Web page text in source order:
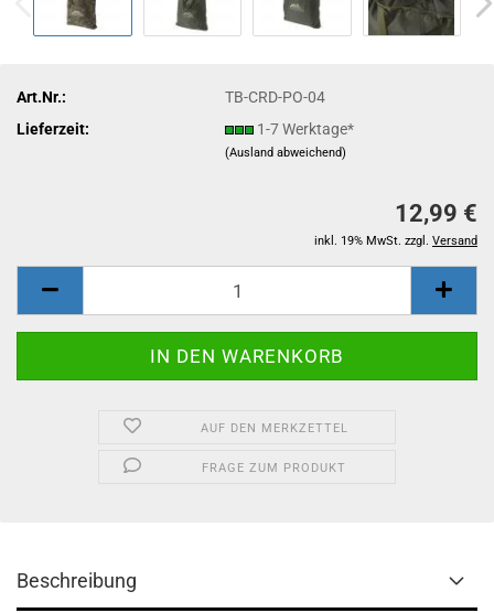
Art.Nr.:
TB-CRD-PO-04
Lieferzeit:
1-7 Werktage*
(Ausland abweichend)
12,99 €
inkl. 19% MwSt. zzgl. Versand
AUF DEN MERKZETTEL
FRAGE ZUM PRODUKT
Beschreibung